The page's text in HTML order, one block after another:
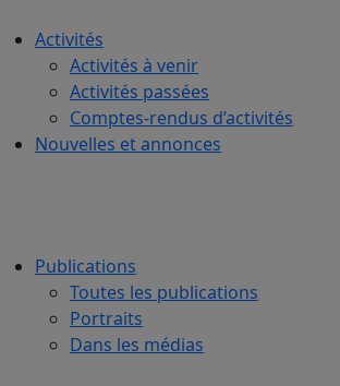
Activités
Activités à venir
Activités passées
Comptes-rendus d’activités
Nouvelles et annonces
Publications
Toutes les publications
Portraits
Dans les médias